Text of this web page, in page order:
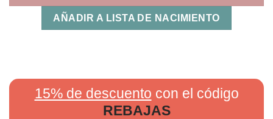
AÑADIR A LISTA DE NACIMIENTO
15% de descuento con el código
REBAJAS